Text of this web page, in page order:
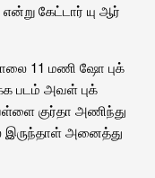
கேட்டார் யு ஆர்
11 மணி ஷோ புக்
படம் அவள் புக்
குர்தா அணிந்து
இருந்தாள் அனைத்து